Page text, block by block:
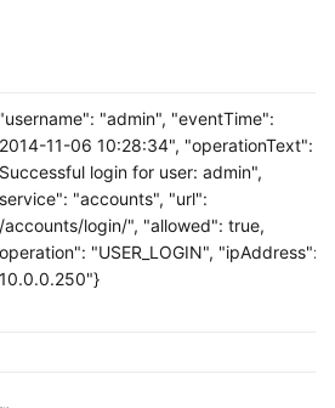
"admin", "eventTime":
11-06 10:28:34", "operationText":
login for user: admin",
"accounts", "url":
accounts/login/", "allowed": true,
"USER_LOGIN", "ipAddress":